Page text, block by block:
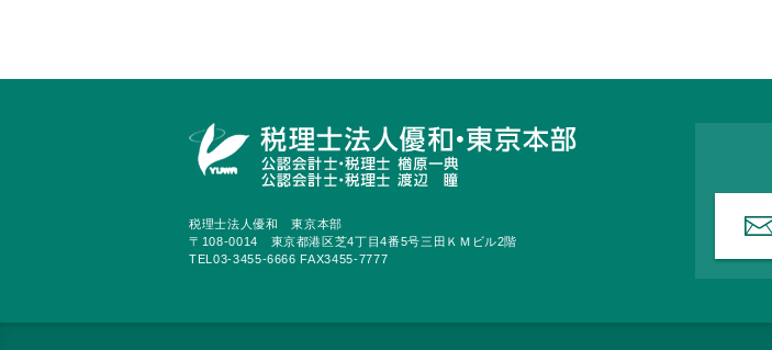
税理士法人優和 東京本部
〒108-0014 東京都港区芝4丁目4番5号三田ＫＭビル2階
TEL03-3455-6666 FAX3455-7777